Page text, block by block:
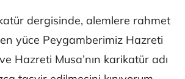
dergisinde, alemlere rahmet
yüce Peygamberimiz Hazreti
Hazreti Musa’nın karikatür adı